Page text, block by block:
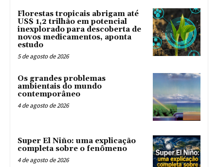
Florestas tropicais abrigam até
US$ 1,2 trilhão em potencial
inexplorado para descoberta de
novos medicamentos, aponta
estudo
5 de agosto de 2026
Os grandes problemas
ambientais do mundo
contemporâneo
4 de agosto de 2026
Super El Niño: uma explicação
completa sobre o fenômeno
4 de agosto de 2026